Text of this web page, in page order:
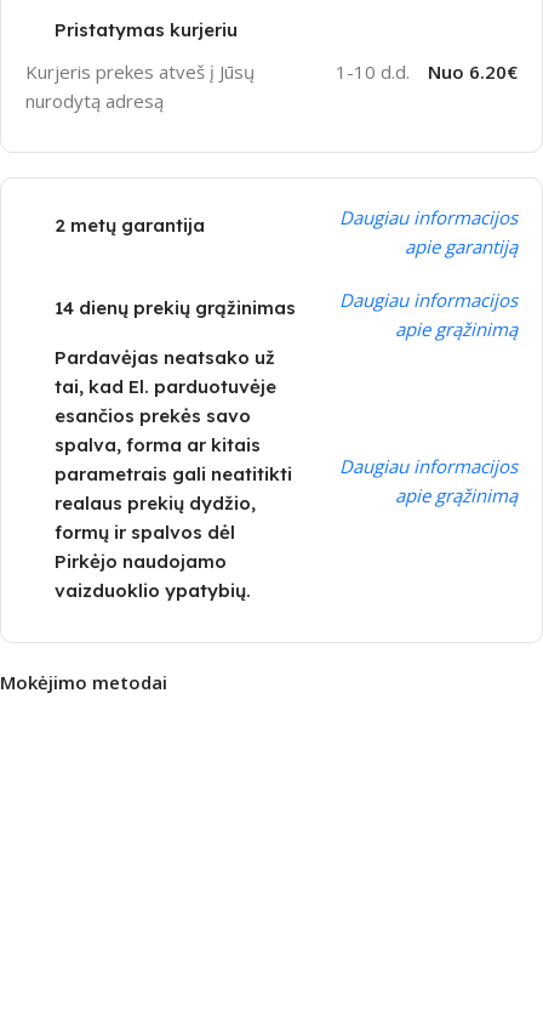
Pristatymas kurjeriu
Kurjeris prekes atveš į Jūsų
nurodytą adresą
1-10 d.d. Nuo 6.20€
2 metų garantija
Daugiau informacijos
apie garantiją
14 dienų prekių grąžinimas
Daugiau informacijos
apie grąžinimą
Pardavėjas neatsako už
tai, kad El. parduotuvėje
esančios prekės savo
spalva, forma ar kitais
parametrais gali neatitikti
realaus prekių dydžio,
formų ir spalvos dėl
Pirkėjo naudojamo
vaizduoklio ypatybių.
Daugiau informacijos
apie grąžinimą
Mokėjimo metodai